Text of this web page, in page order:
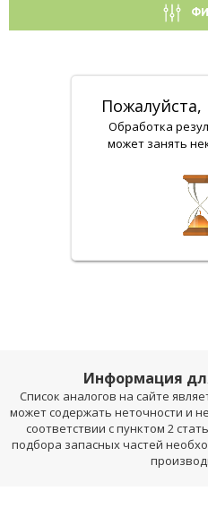
Обработка
может занять
Информация
Список аналогов на сайте
может содержать неточности и
соответствии с пунктом 2
подбора запасных частей